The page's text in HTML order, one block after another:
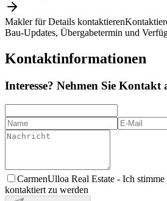
Makler für Details kontaktieren
Bau-Updates, Übergabetermin und
Kontaktinformationen
Interesse? Nehmen Sie Kontakt
CarmenUlloa Real Estate - Ich
kontaktiert zu werden